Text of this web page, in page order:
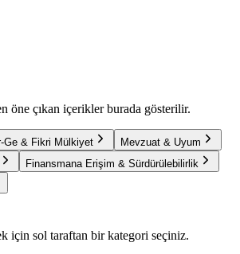
öne çıkan içerikler burada gösterilir.
Ge & Fikri Mülkiyet
Mevzuat & Uyum
Finansmana Erişim & Sürdürülebilirlik
için sol taraftan bir kategori seçiniz.